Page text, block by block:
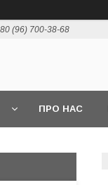
(96) 700-38-68
ПРО НАС